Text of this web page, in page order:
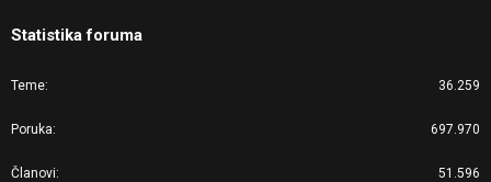
Statistika foruma
Teme 36.259
Poruka 697.970
Članovi 51.596